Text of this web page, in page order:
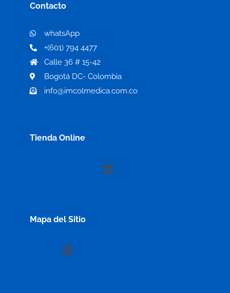
Contacto
whatsApp
+(601) 794 4477
Calle 36 # 15-42
Bogotá DC- Colombia
info@imcolmedica.com.co
Tienda Online
Menú
Mapa del Sitio
Menú